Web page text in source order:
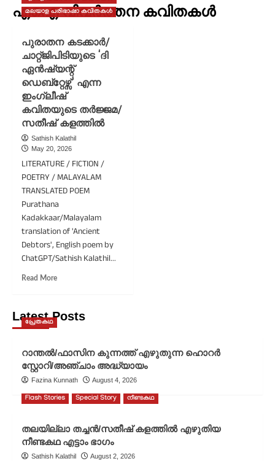
എഐ വിവർത്തന കവിതകൾ
മലയാള പരിഭാഷാ കവിതകൾ
പുരാതന കടക്കാർ/
ചാറ്റ്ജിപിടിയുടെ ‘ദി
ഏൻഷ്യന്റ്
ഡെബ്റ്റേഴ്സ്’ എന്ന
ഇംഗ്ലീഷ്
കവിതയുടെ തർജ്ജമ/
സതീഷ് കളത്തിൽ
Sathish Kalathil
May 20, 2026
LITERATURE / FICTION /
POETRY / MALAYALAM
TRANSLATED POEM
Purathana
Kadakkaar/Malayalam
translation of 'Ancient
Debtors', English poem by
ChatGPT/Sathish Kalathil...
Read MoreRead
പുരാതന
കടക്കാർ/
ഏൻഷ്യന്റ്
ഡെബ്റ്റേഴ്സ്’
എന്ന
ഇംഗ്ലീഷ്
കവിതയുടെ
സതീഷ്
കളത്തിൽ
Latest Posts
പ്രേതകഥ
റാന്തൽ/ഫാസിന കുന്നത്ത് എഴുതുന്ന ഹൊറർ
സ്റ്റോറി/അഞ്ചാം അദ്ധ്യായം
Fazina Kunnath August 4, 2026
Flash Stories Special Story നീണ്ടകഥ
തലയില്ലാ തച്ചൻ/സതീഷ് കളത്തിൽ എഴുതിയ
നീണ്ടകഥ എട്ടാം ഭാഗം
Sathish Kalathil August 2, 2026